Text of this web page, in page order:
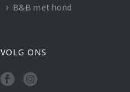
B&B met hond
VOLG ONS